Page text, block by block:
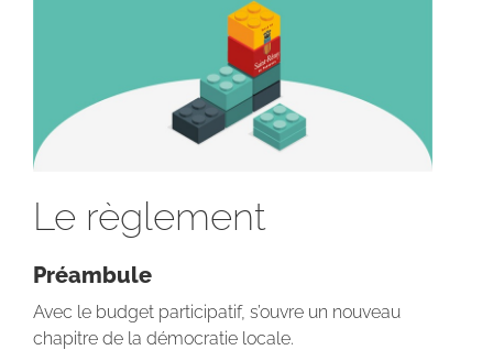
Le règlement
Préambule
Avec le budget participatif, s’ouvre un nouveau
chapitre de la démocratie locale.